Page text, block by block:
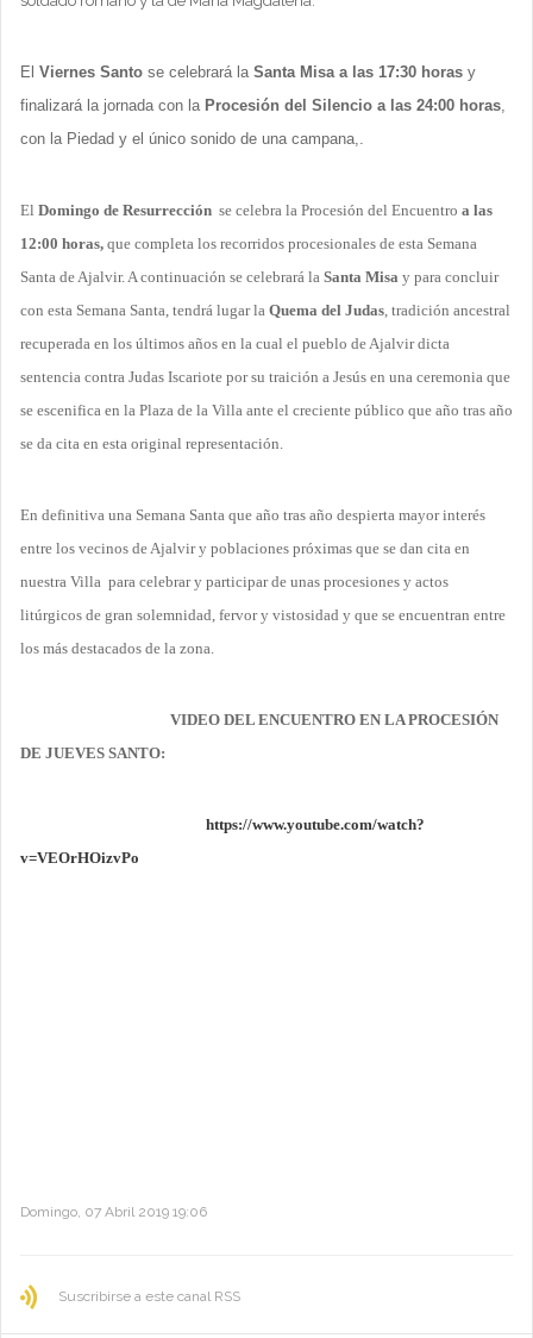
El Viernes Santo se celebrará la Santa Misa a las 17:30 horas y
finalizará la jornada con la Procesión del Silencio a las 24:00 horas,
con la Piedad y el único sonido de una campana,.
El Domingo de Resurrección se celebra la Procesión del Encuentro a las
12:00 horas, que completa los recorridos procesionales de esta Semana
Santa de Ajalvir. A continuación se celebrará la Santa Misa y para concluir
con esta Semana Santa, tendrá lugar la Quema del Judas, tradición ancestral
recuperada en los últimos años en la cual el pueblo de Ajalvir dicta
sentencia contra Judas Iscariote por su traición a Jesús en una ceremonia que
se escenifica en la Plaza de la Villa ante el creciente público que año tras año
se da cita en esta original representación.
En definitiva una Semana Santa que año tras año despierta mayor interés
entre los vecinos de Ajalvir y poblaciones próximas que se dan cita en
nuestra Villa para celebrar y participar de unas procesiones y actos
litúrgicos de gran solemnidad, fervor y vistosidad y que se encuentran entre
los más destacados de la zona.
VIDEO DEL ENCUENTRO EN LA PROCESIÓN
DE JUEVES SANTO:
https://www.youtube.com/watch?
v=VEOrHOizvPo
Domingo, 07 Abril 2019 19:06
Suscribirse a este canal RSS